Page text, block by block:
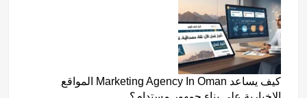
كيف يساعد Marketing Agency In Oman المواقع